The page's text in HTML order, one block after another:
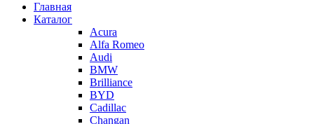
Главная
Каталог
Acura
Alfa Romeo
Audi
BMW
Brilliance
BYD
Cadillac
Changan